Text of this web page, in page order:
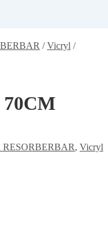
/Vicryl /
RESORBERBAR, Vicryl